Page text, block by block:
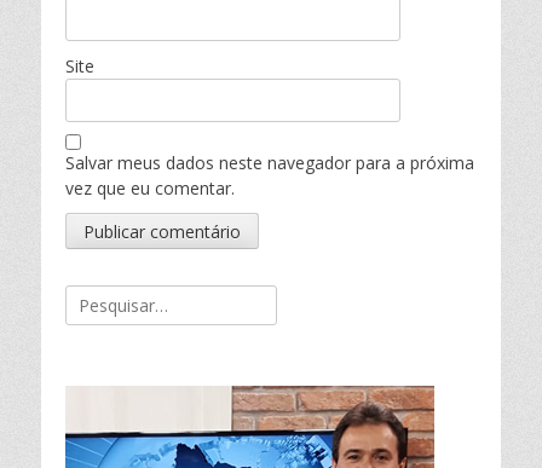
Site
Salvar meus dados neste navegador para a próxima
vez que eu comentar.
Pesquisar
por: